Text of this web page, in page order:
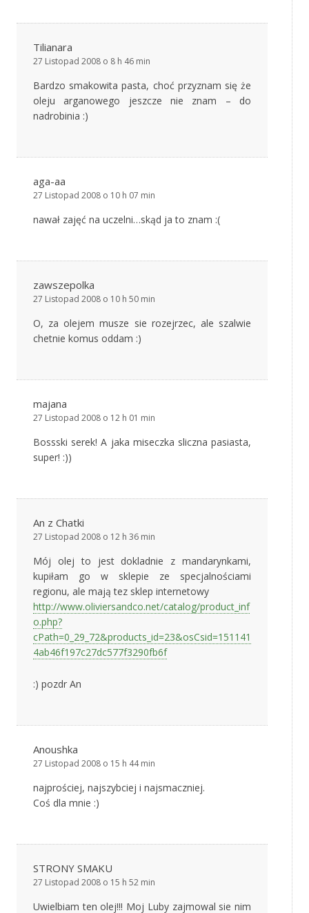
Tilianara
27 Listopad 2008 o 8 h 46 min
Bardzo smakowita pasta, choć przyznam się że
oleju arganowego jeszcze nie znam – do
nadrobinia :)
aga-aa
27 Listopad 2008 o 10 h 07 min
nawał zajęć na uczelni…skąd ja to znam :(
zawszepolka
27 Listopad 2008 o 10 h 50 min
O, za olejem musze sie rozejrzec, ale szalwie
chetnie komus oddam :)
majana
27 Listopad 2008 o 12 h 01 min
Bossski serek! A jaka miseczka sliczna pasiasta,
super! :))
An z Chatki
27 Listopad 2008 o 12 h 36 min
Mój olej to jest dokladnie z mandarynkami,
kupiłam go w sklepie ze specjalnościami
regionu, ale mają tez sklep internetowy
http://www.oliviersandco.net/catalog/product_inf
o.php?
cPath=0_29_72&products_id=23&osCsid=151141
4ab46f197c27dc577f3290fb6f
:) pozdr An
Anoushka
27 Listopad 2008 o 15 h 44 min
najprościej, najszybciej i najsmaczniej.
Coś dla mnie :)
STRONY SMAKU
27 Listopad 2008 o 15 h 52 min
Uwielbiam ten olej!!! Moj Luby zajmowal sie nim